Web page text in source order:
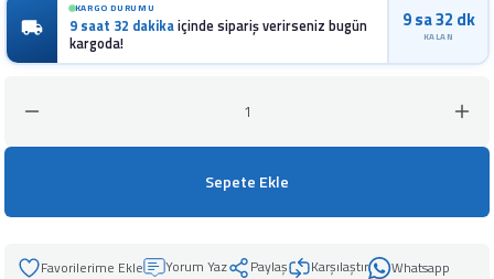
KARGO DURUMU
9 saat 32 dakikaiçinde sipariş verirseniz bugün
kargoda!
9 sa 32 dk
KALAN
Sepete Ekle
Yorum Yaz Paylaş Karşılaştır
Whatsapp